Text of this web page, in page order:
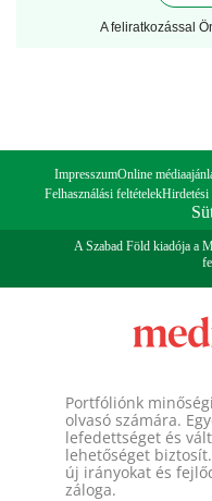
A feliratkozással
ImpresszumOnline
Felhasználási feltételekHirdetési
A Szabad Föld kiadója a
Portfóliónk
olvasó számára.
lefedettséget és
lehetőséget
új irányokat és
záloga.